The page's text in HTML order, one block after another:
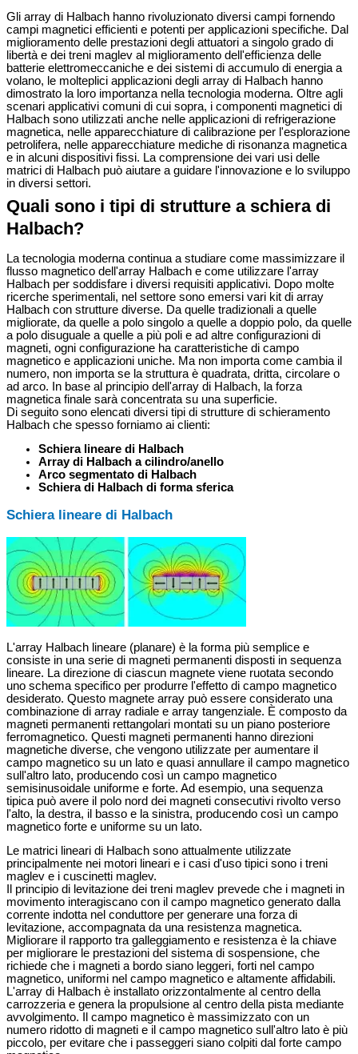
Gli array di Halbach hanno rivoluzionato diversi campi fornendo
campi magnetici efficienti e potenti per applicazioni specifiche. Dal
miglioramento delle prestazioni degli attuatori a singolo grado di
libertà e dei treni maglev al miglioramento dell'efficienza delle
batterie elettromeccaniche e dei sistemi di accumulo di energia a
volano, le molteplici applicazioni degli array di Halbach hanno
dimostrato la loro importanza nella tecnologia moderna. Oltre agli
scenari applicativi comuni di cui sopra, i componenti magnetici di
Halbach sono utilizzati anche nelle applicazioni di refrigerazione
magnetica, nelle apparecchiature di calibrazione per l'esplorazione
petrolifera, nelle apparecchiature mediche di risonanza magnetica
e in alcuni dispositivi fissi. La comprensione dei vari usi delle
matrici di Halbach può aiutare a guidare l'innovazione e lo sviluppo
in diversi settori.
Quali sono i tipi di strutture a schiera di
Halbach?
La tecnologia moderna continua a studiare come massimizzare il
flusso magnetico dell'array Halbach e come utilizzare l'array
Halbach per soddisfare i diversi requisiti applicativi. Dopo molte
ricerche sperimentali, nel settore sono emersi vari kit di array
Halbach con strutture diverse. Da quelle tradizionali a quelle
migliorate, da quelle a polo singolo a quelle a doppio polo, da quelle
a polo disuguale a quelle a più poli e ad altre configurazioni di
magneti, ogni configurazione ha caratteristiche di campo
magnetico e applicazioni uniche. Ma non importa come cambia il
numero, non importa se la struttura è quadrata, dritta, circolare o
ad arco. In base al principio dell'array di Halbach, la forza
magnetica finale sarà concentrata su una superficie.
Di seguito sono elencati diversi tipi di strutture di schieramento
Halbach che spesso forniamo ai clienti:
Schiera lineare di Halbach
Array di Halbach a cilindro/anello
Arco segmentato di Halbach
Schiera di Halbach di forma sferica
Schiera lineare di Halbach
L'array Halbach lineare (planare) è la forma più semplice e
consiste in una serie di magneti permanenti disposti in sequenza
lineare. La direzione di ciascun magnete viene ruotata secondo
uno schema specifico per produrre l'effetto di campo magnetico
desiderato. Questo magnete array può essere considerato una
combinazione di array radiale e array tangenziale. È composto da
magneti permanenti rettangolari montati su un piano posteriore
ferromagnetico. Questi magneti permanenti hanno direzioni
magnetiche diverse, che vengono utilizzate per aumentare il
campo magnetico su un lato e quasi annullare il campo magnetico
sull'altro lato, producendo così un campo magnetico
semisinusoidale uniforme e forte. Ad esempio, una sequenza
tipica può avere il polo nord dei magneti consecutivi rivolto verso
l'alto, la destra, il basso e la sinistra, producendo così un campo
magnetico forte e uniforme su un lato.
Le matrici lineari di Halbach sono attualmente utilizzate
principalmente nei motori lineari e i casi d'uso tipici sono i treni
maglev e i cuscinetti maglev.
Il principio di levitazione dei treni maglev prevede che i magneti in
movimento interagiscano con il campo magnetico generato dalla
corrente indotta nel conduttore per generare una forza di
levitazione, accompagnata da una resistenza magnetica.
Migliorare il rapporto tra galleggiamento e resistenza è la chiave
per migliorare le prestazioni del sistema di sospensione, che
richiede che i magneti a bordo siano leggeri, forti nel campo
magnetico, uniformi nel campo magnetico e altamente affidabili.
L'array di Halbach è installato orizzontalmente al centro della
carrozzeria e genera la propulsione al centro della pista mediante
avvolgimento. Il campo magnetico è massimizzato con un
numero ridotto di magneti e il campo magnetico sull'altro lato è più
piccolo, per evitare che i passeggeri siano colpiti dal forte campo